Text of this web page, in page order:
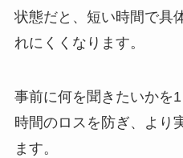
状態だと、短い時間で具
れにくくなります。
事前に何を聞きたいかを
時間のロスを防ぎ、より
ます。